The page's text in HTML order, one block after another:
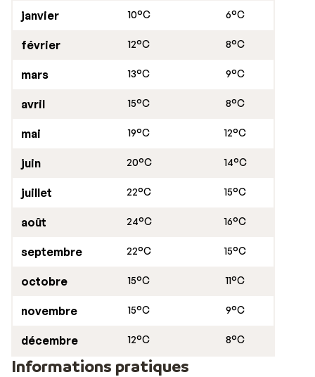
janvier 10°C 6°C
février 12°C 8°C
mars 13°C 9°C
avril 15°C 8°C
mai 19°C 12°C
juin 20°C 14°C
juillet 22°C 15°C
août 24°C 16°C
septembre 22°C 15°C
octobre 15°C 11°C
novembre 15°C 9°C
décembre 12°C 8°C
Informations pratiques